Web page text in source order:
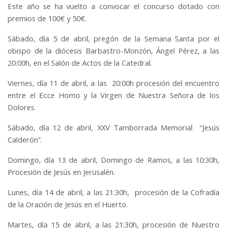
Este año se ha vuelto a convocar el concurso dotado con
premios de 100€ y 50€.
Sábado, día 5 de abril, pregón de la Semana Santa por el
obispo de la diócesis Barbastro-Monzón, Ángel Pérez, a las
20:00h, en el Salón de Actos de la Catedral.
Viernes, día 11 de abril, a las 20:00h procesión del encuentro
entre el Ecce Homo y la Virgen de Nuestra Señora de los
Dolores.
Sábado, día 12 de abril, XXV Tamborrada Memorial “Jesús
Calderón”.
Domingo, día 13 de abril, Domingo de Ramos, a las 10:30h,
Procesión de Jesús en Jerusalén.
Lunes, día 14 de abril, a las 21:30h, procesión de la Cofradía
de la Oración de Jesús en el Huerto.
Martes, día 15 de abril, a las 21:30h, procesión de Nuestro